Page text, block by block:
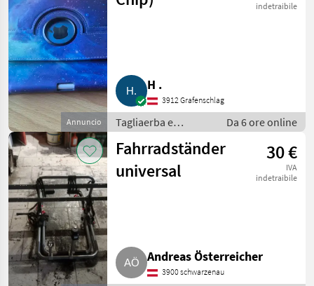
sportiva
Annuncio
indetraibile
H .
3912 Grafenschlag
Tagliaerba e
macchine da
giardinaggio /
Attrezzatura
sportiva
Da 6 ore online
Fahrradständer
universal
30 €
IVA
indetraibile
Andreas Österreicher
3900 schwarzenau